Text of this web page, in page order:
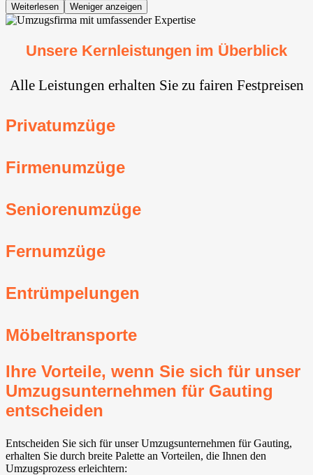
Weiterlesen Weniger anzeigen
Unsere Kernleistungen im Überblick
Alle Leistungen erhalten Sie zu fairen Festpreisen
Privatumzüge
Firmenumzüge
Seniorenumzüge
Fernumzüge
Entrümpelungen
Möbeltransporte
Ihre Vorteile, wenn Sie sich für unser
Umzugsunternehmen für Gauting⁠
entscheiden
Entscheiden Sie sich für unser Umzugsunternehmen für Gauting⁠,
erhalten Sie durch breite Palette an Vorteilen, die Ihnen den
Umzugsprozess erleichtern: